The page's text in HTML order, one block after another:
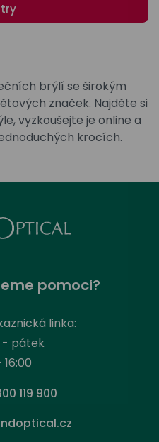
brýlí se širokým
značek. Najděte si
vyzkoušejte je online a
krocích.
pomoci?
linka:
- pátek
119 900